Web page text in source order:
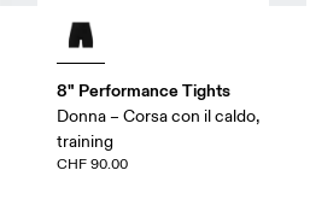
8" Performance Tights
Donna – Corsa con il caldo,
training
CHF 90.00